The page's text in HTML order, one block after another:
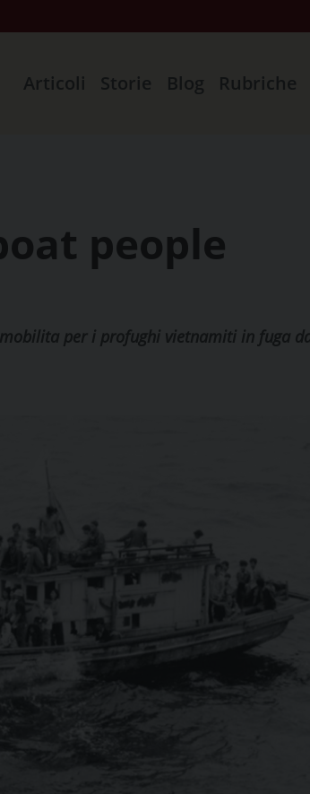
Articoli Storie Blog Rubriche
people
per i profughi vietnamiti in fuga